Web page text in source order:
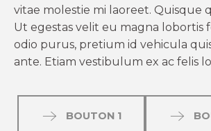
vitae molestie mi laoreet. Quisque
Ut egestas velit eu magna lobortis
odio purus, pretium id vehicula
ante. Etiam vestibulum ex ac felis
BOUTON 1